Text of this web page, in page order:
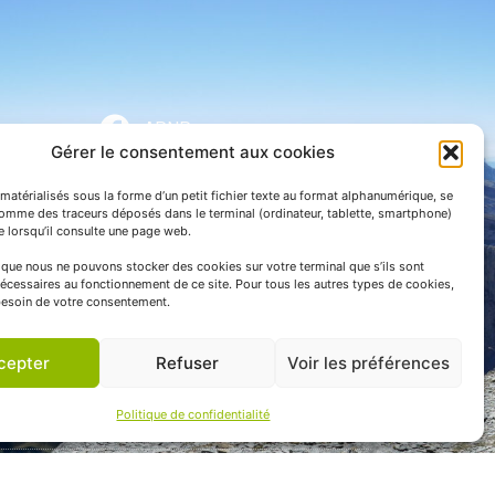
Gérer le consentement aux cookies
sous la forme d’un petit fichier texte au format alphanumérique, se
des traceurs déposés dans le terminal (ordinateur, tablette, smartphone)
lorsqu’il consulte une page web.
nous ne pouvons stocker des cookies sur votre terminal que s’ils sont
au fonctionnement de ce site. Pour tous les autres types de cookies,
de votre consentement.
Refuser Voir les préférences
Politique de confidentialité
APNP
Parc national des Pyrénées